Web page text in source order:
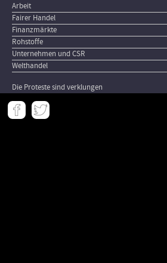
Arbeit
Fairer Handel
Finanzmärkte
Rohstoffe
Unternehmen und CSR
Welthandel
Die Proteste sind verklungen
Meta
-